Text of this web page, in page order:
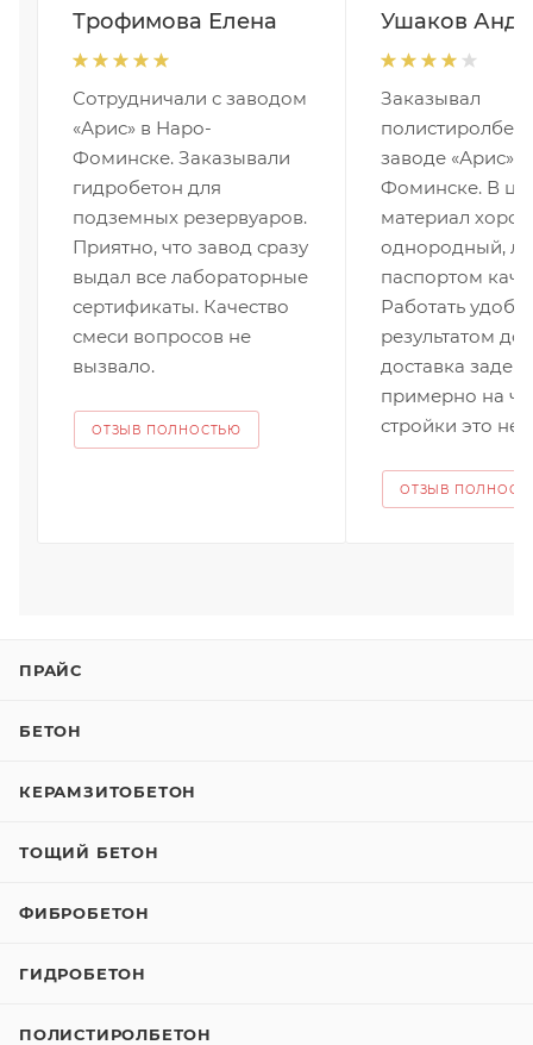
Трофимова Елена
Сотрудничали с заводом
«Арис» в Наро-
Фоминске. Заказывали
гидробетон для
подземных резервуаров.
Приятно, что завод сразу
выдал все лабораторные
сертификаты. Качество
смеси вопросов не
вызвало.
ОТЗЫВ ПОЛНОСТЬЮ
Ушаков
Заказывал
заводе «Арис»
Фоминске. В
материал
однородный,
паспортом
Работать
результатом
доставка
примерно на
стройки это не
ОТЗЫВ
ПРАЙС
БЕТОН
КЕРАМЗИТОБЕТОН
ТОЩИЙ БЕТОН
ФИБРОБЕТОН
ГИДРОБЕТОН
ПОЛИСТИРОЛБЕТОН